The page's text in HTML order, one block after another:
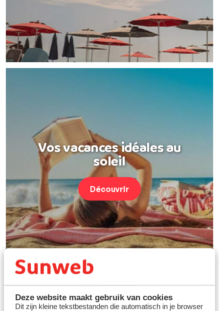
Deze website maakt gebruik van cookies
Dit zijn kleine tekstbestanden die automatisch in je browser
Vos vacances idéales au
soleil
Découvrir